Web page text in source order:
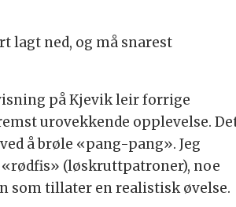
lagt ned, og må snarest
på Kjevik leir forrige
urovekkende opplevelse.
å brøle «pang-pang». Jeg
(løskruttpatroner), noe
som tillater en realistisk øvelse.